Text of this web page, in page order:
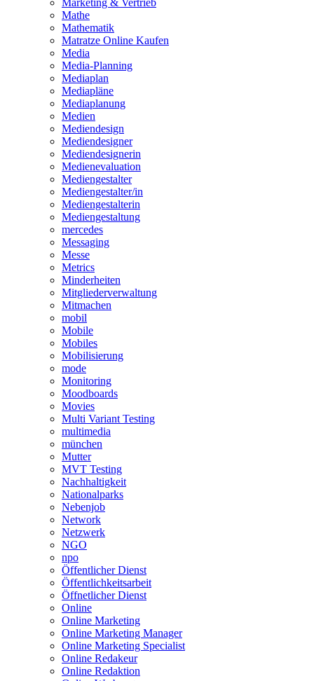
Mathe
Mathematik
Matratze Online Kaufen
Media
Media-Planning
Mediaplan
Mediapläne
Mediaplanung
Medien
Mediendesign
Mediendesigner
Mediendesignerin
Medienevaluation
Mediengestalter
Mediengestalter/in
Mediengestalterin
Mediengestaltung
mercedes
Messaging
Messe
Metrics
Minderheiten
Mitgliederverwaltung
Mitmachen
mobil
Mobile
Mobiles
Mobilisierung
mode
Monitoring
Moodboards
Movies
Multi Variant Testing
multimedia
münchen
Mutter
MVT Testing
Nachhaltigkeit
Nationalparks
Nebenjob
Network
Netzwerk
NGO
npo
Öffentlicher Dienst
Öffentlichkeitsarbeit
Öffnetlicher Dienst
Online
Online Marketing
Online Marketing Manager
Online Marketing Specialist
Online Redakeur
Online Redaktion